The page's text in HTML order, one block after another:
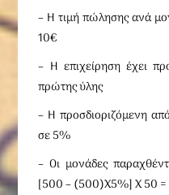
– Η τιμή πώλησης ανά
10€
– Η επιχείρηση έχει
πρώτης ύλης
– Η προσδιοριζόμενη
σε 5%
– Οι μονάδες
[500 – (500)Χ5%] Χ 50 =